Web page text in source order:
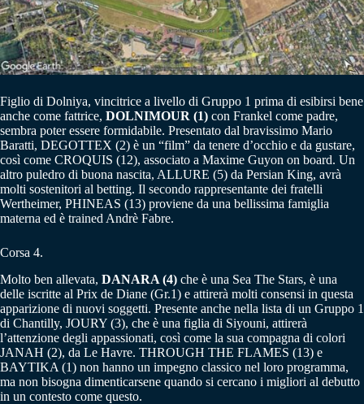
Figlio di Dolniya, vincitrice a livello di Gruppo 1 prima di esibirsi bene
anche come fattrice, DOLNIMOUR (1) con Frankel come padre,
sembra poter essere formidabile. Presentato dal bravissimo Mario
Baratti, DEGOTTEX (2) è un “film” da tenere d’occhio e da gustare,
così come CROQUIS (12), associato a Maxime Guyon on board. Un
altro puledro di buona nascita, ALLURE (5) da Persian King, avrà
molti sostenitori al betting. Il secondo rappresentante dei fratelli
Wertheimer, PHINEAS (13) proviene da una bellissima famiglia
materna ed è trained Andrè Fabre.
Corsa 4.
Molto ben allevata, DANARA (4) che è una Sea The Stars, è una
delle iscritte al Prix de Diane (Gr.1) e attirerà molti consensi in questa
apparizione di nuovi soggetti. Presente anche nella lista di un Gruppo 1
di Chantilly, JOURY (3), che è una figlia di Siyouni, attirerà
l’attenzione degli appassionati, così come la sua compagna di colori
JANAH (2), da Le Havre. THROUGH THE FLAMES (13) e
BAYTIKA (1) non hanno un impegno classico nel loro programma,
ma non bisogna dimenticarsene quando si cercano i migliori al debutto
in un contesto come questo.